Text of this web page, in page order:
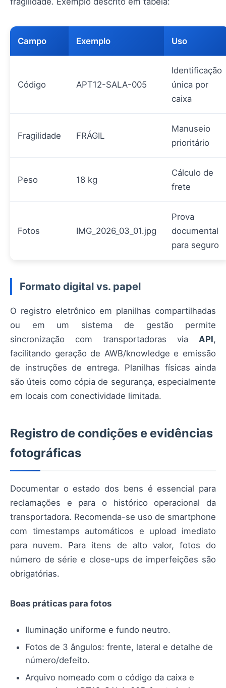
Campo Exemplo Uso
Código APT12-SALA-005
Identificação
única por
caixa
Fragilidade FRÁGIL
Manuseio
prioritário
Peso 18 kg
Cálculo de
frete
Fotos IMG_2026_03_01.jpg
Prova
documental
para seguro
Formato digital vs. papel
O registro eletrônico em planilhas compartilhadas
ou em um sistema de gestão permite
sincronização com transportadoras via API,
facilitando geração de AWB/knowledge e emissão
de instruções de entrega. Planilhas físicas ainda
são úteis como cópia de segurança, especialmente
em locais com conectividade limitada.
Registro de condições e evidências
fotográficas
Documentar o estado dos bens é essencial para
reclamações e para o histórico operacional da
transportadora. Recomenda-se uso de smartphone
com timestamps automáticos e upload imediato
para nuvem. Para itens de alto valor, fotos do
número de série e close-ups de imperfeições são
obrigatórias.
Boas práticas para fotos
Iluminação uniforme e fundo neutro.
Fotos de 3 ângulos: frente, lateral e detalhe de
número/defeito.
Arquivo nomeado com o código da caixa e